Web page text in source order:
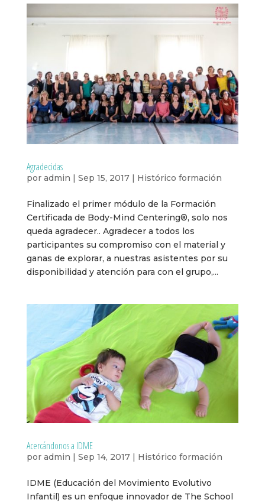
Agradecidas
por admin Sep 15, 2017| Histórico formación
Finalizado el primer módulo de la Formación
Certificada de Body-Mind Centering®, solo nos
queda agradecer.. Agradecer a todos los
participantes su compromiso con el material y
ganas de explorar, a nuestras asistentes por su
disponibilidad y atención para con el grupo,...
Acercándonos a IDME
por admin | Sep 14, 2017| Histórico formación
IDME (Educación del Movimiento Evolutivo
Infantil) es un enfoque innovador de The School